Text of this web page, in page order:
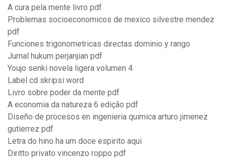
A cura pela mente livro pdf
Problemas socioeconomicos de mexico silvestre mendez
pdf
Funciones trigonometricas directas dominio y rango
Jurnal hukum perjanjian pdf
Youjo senki novela ligera volumen 4
Label cd skripsi word
Livro sobre poder da mente pdf
A economia da natureza 6 edição pdf
Diseño de procesos en ingenieria quimica arturo jimenez
gutierrez pdf
Letra do hino ha um doce espirito aqui
Diritto privato vincenzo roppo pdf